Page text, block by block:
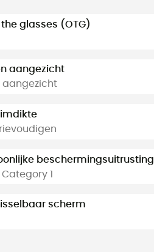
glasses (OTG)
aangezicht
aangezicht
beschermingsuitrusting
Category 1
scherm